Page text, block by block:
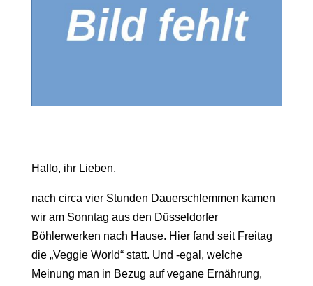
Hallo, ihr Lieben,
nach circa vier Stunden Dauerschlemmen kamen
wir am Sonntag aus den Düsseldorfer
Böhlerwerken nach Hause. Hier fand seit Freitag
die „Veggie World“ statt. Und -egal, welche
Meinung man in Bezug auf vegane Ernährung,